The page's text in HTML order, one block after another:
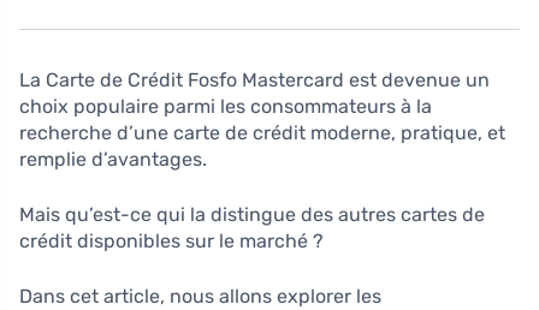
La Carte de Crédit Fosfo Mastercard est devenue un
choix populaire parmi les consommateurs à la
recherche d’une carte de crédit moderne, pratique, et
remplie d’avantages.
Mais qu’est-ce qui la distingue des autres cartes de
crédit disponibles sur le marché ?
Dans cet article, nous allons explorer les